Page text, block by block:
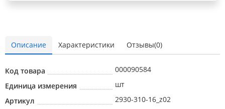
Описание Характеристики Отзывы(0)
Код товара
000090584
Единица измерения
шт
Артикул
2930-310-16_z02